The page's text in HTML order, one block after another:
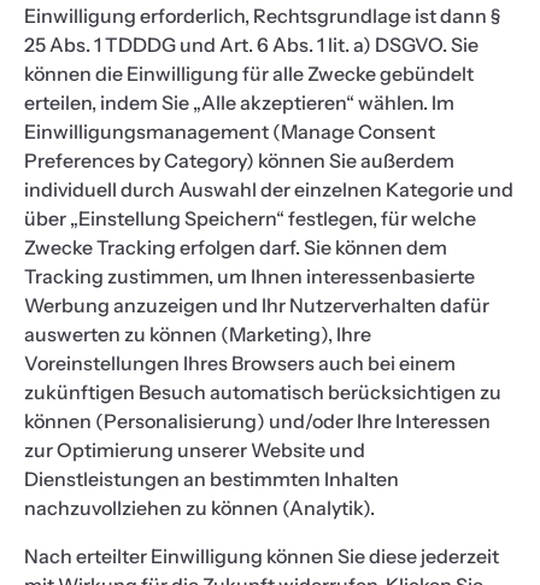
Einwilligung erforderlich, Rechtsgrundlage ist dann §
25 Abs. 1 TDDDG und Art. 6 Abs. 1 lit. a) DSGVO. Sie
können die Einwilligung für alle Zwecke gebündelt
erteilen, indem Sie „Alle akzeptieren“ wählen. Im
Einwilligungsmanagement (Manage Consent
Preferences by Category) können Sie außerdem
individuell durch Auswahl der einzelnen Kategorie und
über „Einstellung Speichern“ festlegen, für welche
Zwecke Tracking erfolgen darf. Sie können dem
Tracking zustimmen, um Ihnen interessenbasierte
Werbung anzuzeigen und Ihr Nutzerverhalten dafür
auswerten zu können (Marketing), Ihre
Voreinstellungen Ihres Browsers auch bei einem
zukünftigen Besuch automatisch berücksichtigen zu
können (Personalisierung) und/oder Ihre Interessen
zur Optimierung unserer Website und
Dienstleistungen an bestimmten Inhalten
nachzuvollziehen zu können (Analytik).
Nach erteilter Einwilligung können Sie diese jederzeit